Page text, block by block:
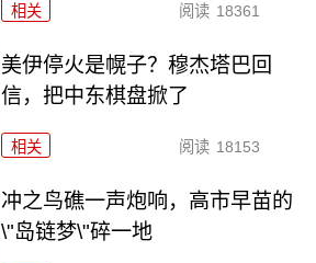
相关 阅读 18361
美伊停火是幌子？穆杰塔巴回
信，把中东棋盘掀了
相关 阅读 18153
冲之鸟礁一声炮响，高市早苗的
\"岛链梦\"碎一地